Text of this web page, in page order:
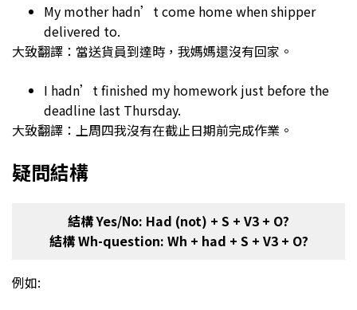
My mother hadn’t come home when shipper
delivered to.
大致翻譯：當送貨員到達時，我媽媽還沒有回家。
I hadn’t finished my homework just before the
deadline last Thursday.
大致翻譯：上周四我沒有在截止日期前完成作業。
疑問結構
結構 Yes/No: Had (not) + S + V3 + O?
結構 Wh-question: Wh + had + S + V3 + O?
例如: